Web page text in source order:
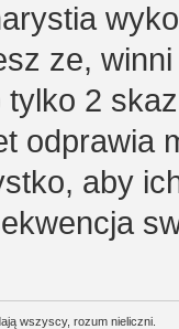
ze,
tylko 2
odprawia
aby
wszyscy, rozum nieliczni.